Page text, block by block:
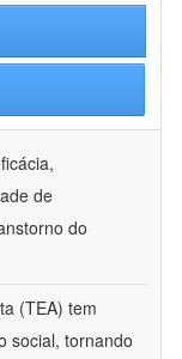
de
do
(TEA) tem
social, tornando